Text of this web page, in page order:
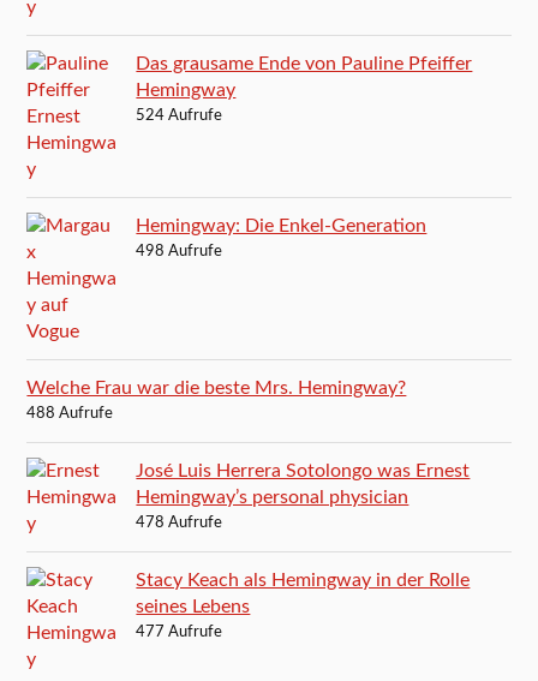
Das grausame Ende von Pauline Pfeiffer
Hemingway
524 Aufrufe
Hemingway: Die Enkel-Generation
498 Aufrufe
Welche Frau war die beste Mrs. Hemingway?
488 Aufrufe
José Luis Herrera Sotolongo was Ernest
Hemingway’s personal physician
478 Aufrufe
Stacy Keach als Hemingway in der Rolle
seines Lebens
477 Aufrufe